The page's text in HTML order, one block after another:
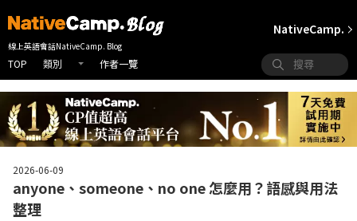
線上英語會話NativeCamp. Blog
TOP 類別 作者一覽
NativeCamp.
2026-06-09
anyone、someone、no one 怎麼用？語感與用法
整理